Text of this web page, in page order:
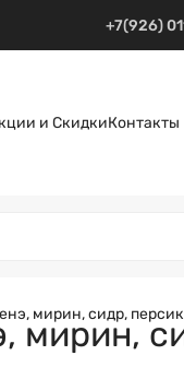
+7(926)
и СкидкиКонтакты
мирин, сидр,
мирин,